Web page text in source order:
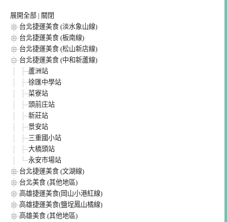
展開全部 | 關閉
台北捷運美食 (淡水象山線)
台北捷運美食 (板南線)
台北捷運美食 (松山新店線)
台北捷運美食 (中和新蘆線)
蘆洲站
徐匯中學站
菜寮站
頭前庄站
新莊站
景安站
三重國小站
大橋頭站
永安市場站
台北捷運美食 (文湖線)
台北美食 (其他地區)
高雄捷運美食(岡山小港紅線)
高雄捷運美食(鹽埕鳳山橘線)
高雄美食 (其他地區)